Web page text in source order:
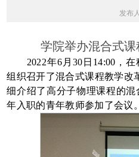
发布
学院举办混合式
2022年6月 30 日 14:00 ，
组织召开了混合式课程教学改
细介绍了高分子物理课程的
年入职的青年教师参加了会议。